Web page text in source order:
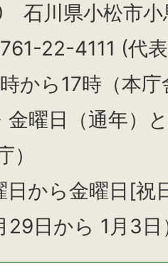
川県小松市小
22-4111 (代
から17時（本
金曜日（通年）と
日から金曜日[祝
29日から 1月3